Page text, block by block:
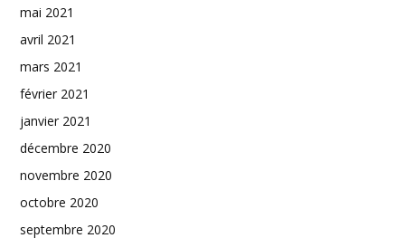
mai 2021
avril 2021
mars 2021
février 2021
janvier 2021
décembre 2020
novembre 2020
octobre 2020
septembre 2020